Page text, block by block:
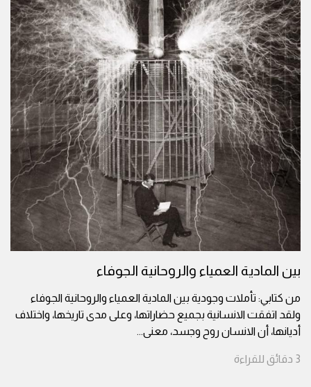
بين المادية العمياء والروحانية الجوفاء
من كتابي: تأملات وجودية بين المادية العمياء والروحانية الجوفاء
ولقد اتفقت الانسانية بجميع حضاراتها، وعلى مدى تاريخها، واختلاف
أديانها، أن الانسان روح وجسد، معنى...
3 دقائق للقراءة